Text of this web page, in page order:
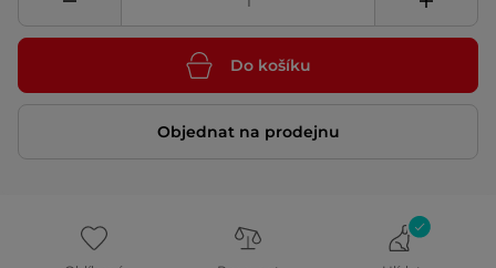
Do košíku
Objednat na prodejnu